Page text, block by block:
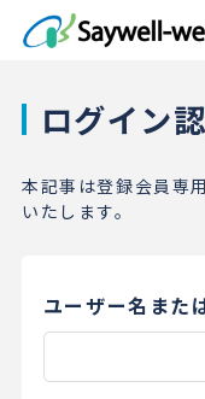
ログイン
本記事は登録会員専
いたします。
ユーザー名また